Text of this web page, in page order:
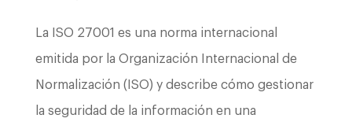
La ISO 27001 es una norma internacional
emitida por la Organización Internacional de
Normalización (ISO) y describe cómo gestionar
la seguridad de la información en una